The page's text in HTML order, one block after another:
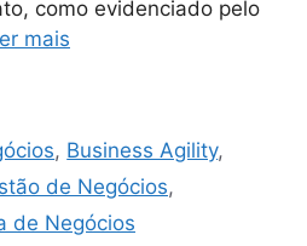
como evidenciado pelo
mais
, Business Agility,
de Negócios,
de Negócios